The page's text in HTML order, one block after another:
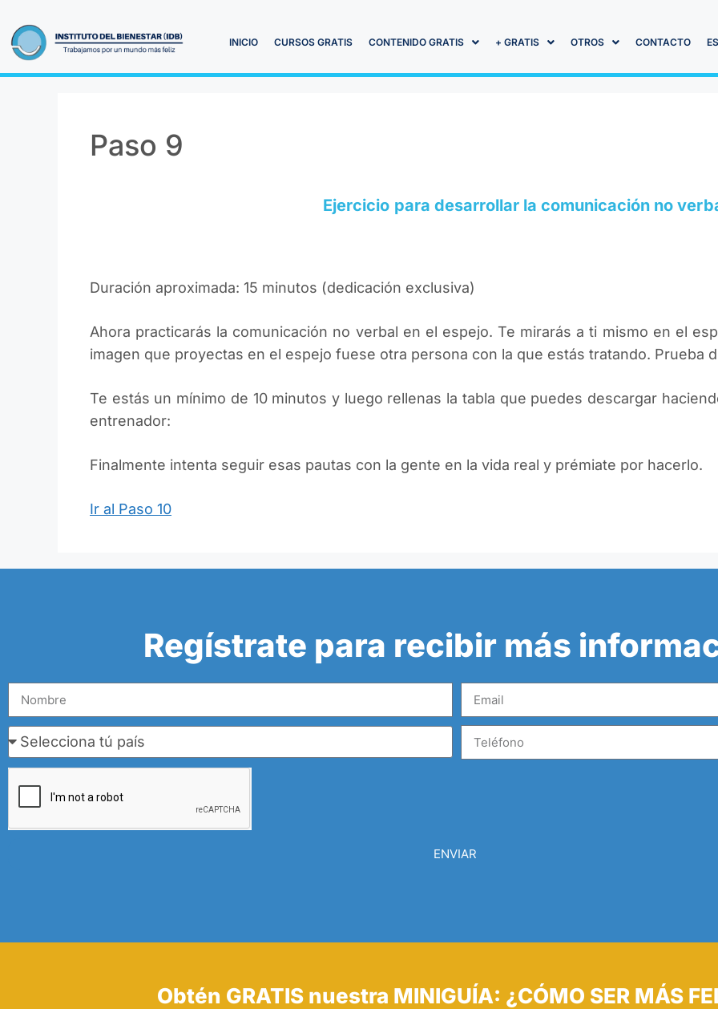
INICIO CURSOS GRATIS CONTENIDO GRATIS + GRATIS OTROS CONTACTO
Paso 9
Ejercicio para desarrollar la comunicación no
Duración aproximada: 15 minutos (dedicación exclusiva)
Ahora practicarás la comunicación no verbal en el espejo. Te mirarás a ti mismo en el
imagen que proyectas en el espejo fuese otra persona con la que estás tratando. Prueba
Te estás un mínimo de 10 minutos y luego rellenas la tabla que puedes descargar
entrenador:
Finalmente intenta seguir esas pautas con la gente en la vida real y prémiate por hacerlo.
Ir al Paso 10
Regístrate para recibir más
ENVIAR
Obtén GRATIS nuestra MINIGUÍA: ¿CÓMO SER MÁS